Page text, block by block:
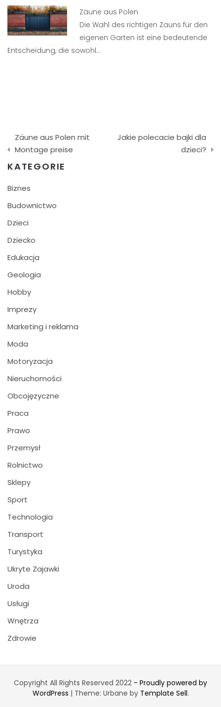
Zäune aus Polen
Die Wahl des richtigen Zauns für den
eigenen Garten ist eine bedeutende
Entscheidung, die sowohl…
Nawigacja
wpisu
Zäune aus Polen mit
Montage preise
Jakie polecacie bajki dla
dzieci?
KATEGORIE
Biznes
Budownictwo
Dzieci
Dziecko
Edukacja
Geologia
Hobby
Imprezy
Marketing i reklama
Moda
Motoryzacja
Nieruchomości
Obcojęzyczne
Praca
Prawo
Przemysł
Rolnictwo
Sklepy
Sport
Technologia
Transport
Turystyka
Ukryte Zajawki
Uroda
Usługi
Wnętrza
Zdrowie
Copyright All Rights Reserved 2022 - Proudly powered by
WordPress | Theme: Urbane by Template Sell.